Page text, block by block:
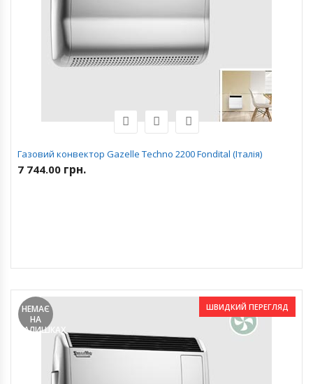
Газовий конвектор Gazelle Techno 2200 Fondital (Італія)
7 744.00 грн.
НЕМАЄ
НА
ЗАЛИШКАХ
ШВИДКИЙ ПЕРЕГЛЯД